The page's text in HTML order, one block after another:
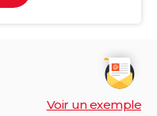
Voir un exemple